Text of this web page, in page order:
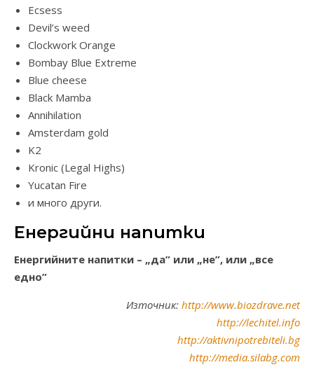
Ecsess
Devil’s weed
Clockwork Orange
Bombay Blue Extreme
Blue cheese
Black Mamba
Annihilation
Amsterdam gold
K2
Kronic (Legal Highs)
Yucatan Fire
и много други.
Енергийни напитки
Енергийните напитки – „да” или „не”, или „все
едно”
Източник: http://www.biozdrave.net
http://lechitel.info
http://aktivnipotrebiteli.bg
http://media.silabg.com